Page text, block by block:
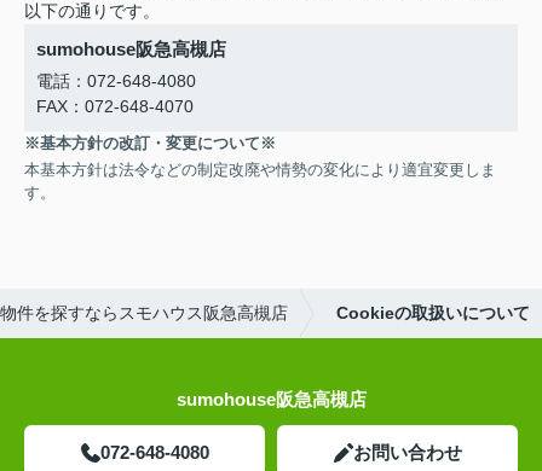
以下の通りです。
sumohouse阪急高槻店
電話：072-648-4080
FAX：072-648-4070
※基本方針の改訂・変更について※
本基本方針は法令などの制定改廃や情勢の変化により適宜変更しま
す。
件を探すならスモハウス阪急高槻店 Cookieの取扱いについて
sumohouse阪急高槻店
072-648-4080 お問い合わせ